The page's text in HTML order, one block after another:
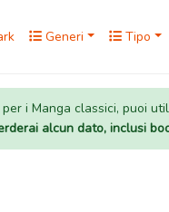
Generi Tipo
i Manga classici, puoi
alcun dato, inclusi